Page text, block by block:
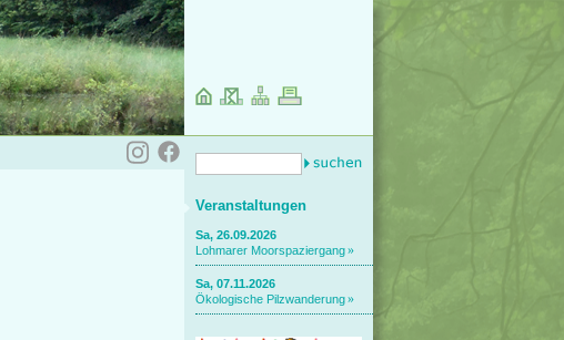
Veranstaltungen
Sa, 26.09.2026
Lohmarer Moorspaziergang
Sa, 07.11.2026
Ökologische Pilzwanderung